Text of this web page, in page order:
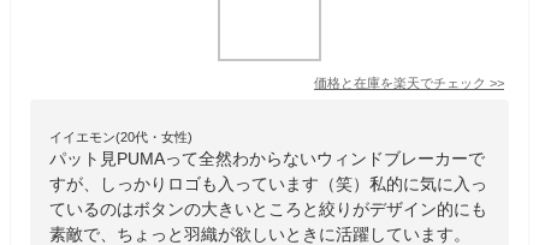
価格と在庫を楽天でチェック >>
イイエモン(20代・女性)
パット見PUMAって全然わからないウィンドブレーカーで
すが、しっかりロゴも入っています（笑）私的に気に入っ
ているのはボタンの大きいところと絞りがデザイン的にも
素敵で、ちょっと羽織が欲しいときに活躍しています。